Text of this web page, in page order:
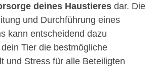
deines Haustieres dar. Die
und Durchführung eines
kann entscheidend dazu
Tier die bestmögliche
und Stress für alle Beteiligten